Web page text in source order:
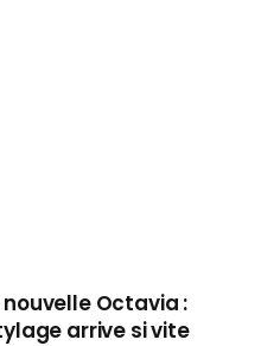
Octavia :
arrive si vite